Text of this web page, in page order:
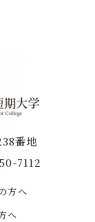
番地
7112
方へ
へ